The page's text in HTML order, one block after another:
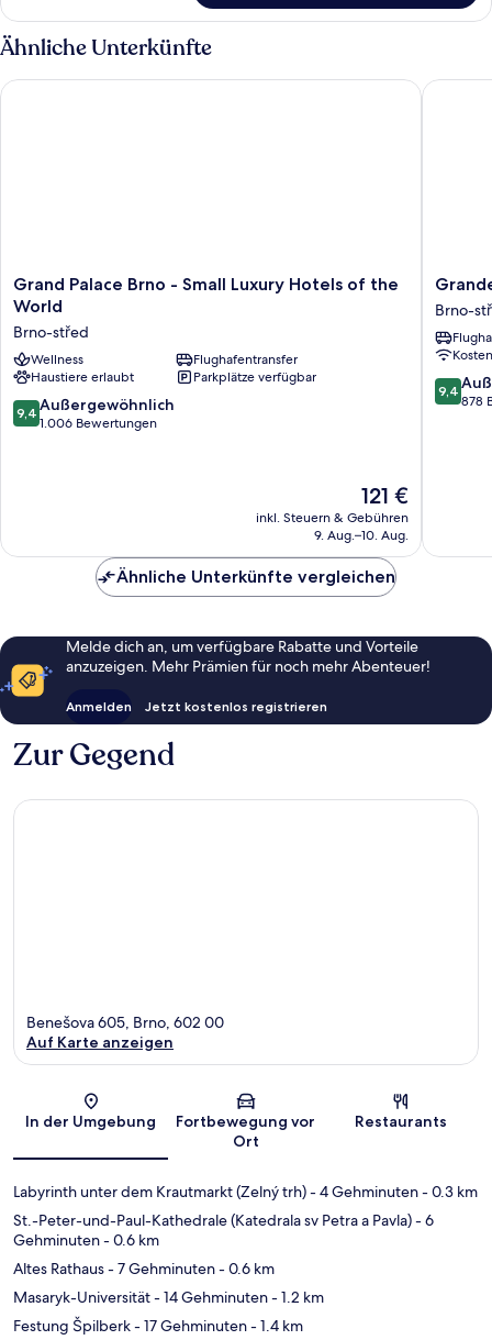
Ähnliche Unterkünfte
Grand
Palace
-
Small
Luxury
Hotels
of
Grand Palace Brno - Small Luxury Hotels of the
World
Brno-střed
Wellness
Flughafentransfer
Haustiere erlaubt
Parkplätze verfügbar
9.4
von
9,4 Außergewöhnlich
1.006 Bewertungen
Der
Preis
beträgt
121 €
inkl. Steuern & Gebühren
9. Aug.–10. Aug.
Grand Palace Brno - Small Luxury Hotels of the World
Hotel
Luxury
Palace
Brno-
střed
Brno-
9.4
von
9,4
878
Ähnliche Unterkünfte vergleichen
Melde dich an, um verfügbare Rabatte und Vorteile
anzuzeigen. Mehr Prämien für noch mehr Abenteuer!
Anmelden Jetzt kostenlos registrieren
Zur Gegend
Karte
Benešova 605, Brno, 602 00
Auf Karte anzeigen
In der Umgebung
Fortbewegung vor
Ort
Restaurants
Labyrinth unter dem Krautmarkt (Zelný trh)- 4 Gehminuten- 0.3 km
St.-Peter-und-Paul-Kathedrale (Katedrala sv Petra a Pavla)- 6
Gehminuten- 0.6 km
Altes Rathaus- 7 Gehminuten- 0.6 km
Masaryk-Universität- 14 Gehminuten- 1.2 km
Festung Špilberk- 17 Gehminuten- 1.4 km